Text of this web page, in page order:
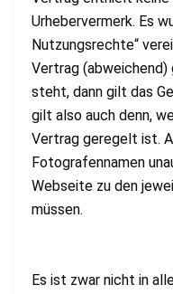
Urhebervermerk. Es
Nutzungsrechte“
Vertrag
steht, dann gilt das
gilt also auch denn,
Vertrag geregelt ist.
Fotografennamen
Webseite zu den
müssen.
Es ist zwar nicht in